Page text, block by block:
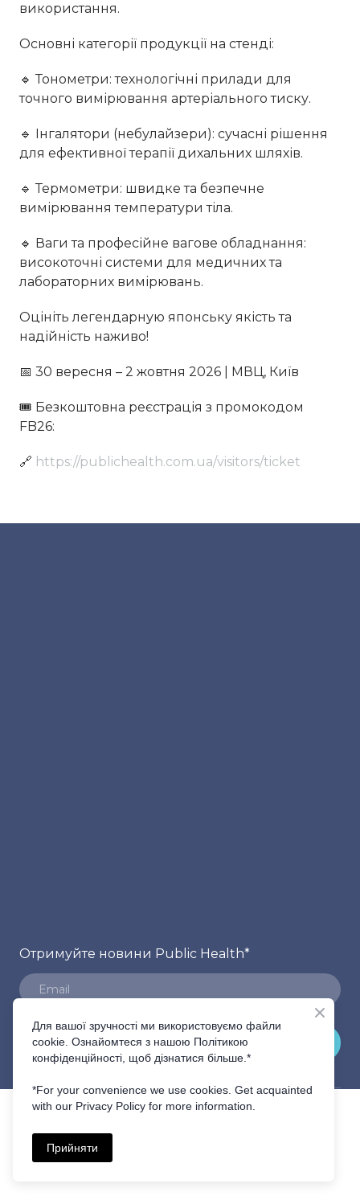
використання.
Основні категорії продукції на стенді:
🔹 Тонометри: технологічні прилади для
точного вимірювання артеріального тиску.
🔹 Інгалятори (небулайзери): сучасні рішення
для ефективної терапії дихальних шляхів.
🔹 Термометри: швидке та безпечне
вимірювання температури тіла.
🔹 Ваги та професійне вагове обладнання:
високоточні системи для медичних та
лабораторних вимірювань.
Оцініть легендарную японську якість та
надійність наживо!
📅 30 вересня – 2 жовтня 2026 | МВЦ, Київ
🎟 Безкоштовна реєстрація з промокодом
FB26:
🔗 https://publichealth.com.ua/visitors/ticket
Отримуйте новини Public Health*
ПІДПИСАТИСЬ
Для вашої зручності ми використовуємо файли
cookie. Ознайомтеся з нашою Політикою
конфіденційності, щоб дізнатися більше.*
*For your convenience we use cookies. Get acquainted
with our Privacy Policy for more information.
Прийняти